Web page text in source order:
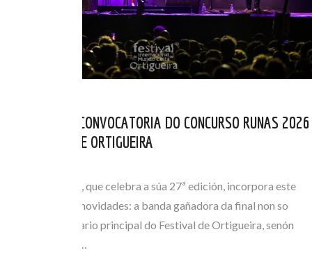
ABERTA NOVA CONVOCATORIA DO CONCURSO RUNAS 2026
DO FESTIVAL DE ORTIGUEIRA
O certame Runas, que celebra a súa 27ª edición, incorpora este
ano importantes novidades: a banda gañadora da final non so
actuará no escenario principal do Festival de Ortigueira, senón
que tamén terá a…